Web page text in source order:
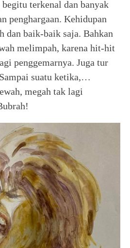
terkenal dan banyak
penghargaan. Kehidupan
dan baik-baik saja. Bahkan
melimpah, karena hit-hit
penggemarnya. Juga tur
suatu ketika,…
megah tak lagi